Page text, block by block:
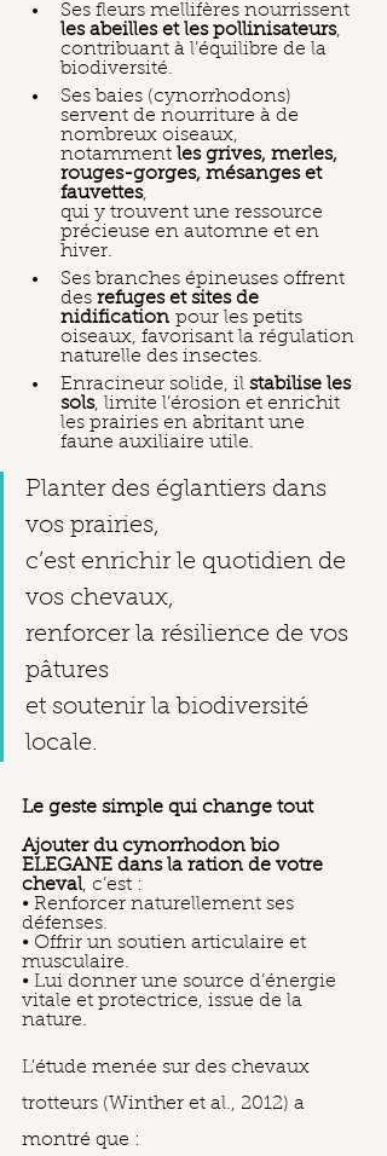
Ses fleurs mellifères nourrissent
les abeilles et les pollinisateurs,
contribuant à l’équilibre de la
biodiversité.
Ses baies (cynorrhodons)
servent de nourriture à de
nombreux oiseaux,
notamment les grives, merles,
rouges-gorges, mésanges et
fauvettes,
qui y trouvent une ressource
précieuse en automne et en
hiver.
Ses branches épineuses offrent
des refuges et sites de
nidification pour les petits
oiseaux, favorisant la régulation
naturelle des insectes.
Enracineur solide, il stabilise les
sols, limite l’érosion et enrichit
les prairies en abritant une
faune auxiliaire utile.
Planter des églantiers dans
vos prairies,
c’est enrichir le quotidien de
vos chevaux,
renforcer la résilience de vos
pâtures
et soutenir la biodiversité
locale.
Le geste simple qui change tout
Ajouter du cynorrhodon bio
ELEGANE dans la ration de votre
cheval, c’est :
• Renforcer naturellement ses
défenses.
• Offrir un soutien articulaire et
musculaire.
• Lui donner une source d’énergie
vitale et protectrice, issue de la
nature.
L'étude menée sur des chevaux
trotteurs (Winther et al., 2012) a
montré que :